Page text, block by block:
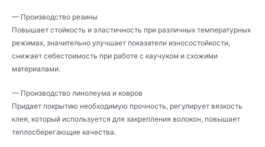
— Производство резины
Повышает стойкость и эластичность при различных температурных
режимах, значительно улучшает показатели износостойкости,
снижает себестоимость при работе с каучуком и схожими
материалами.
— Производство линолеума и ковров
Придает покрытию необходимую прочность, регулирует вязкость
клея, который используется для закрепления волокон, повышает
теплосберегающие качества.